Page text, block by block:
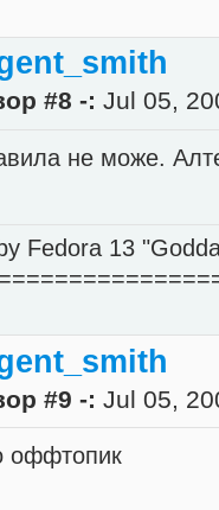
#8 -: Jul 05,
не може.
Fedora 13
#9 -: Jul 05,
оффтопик